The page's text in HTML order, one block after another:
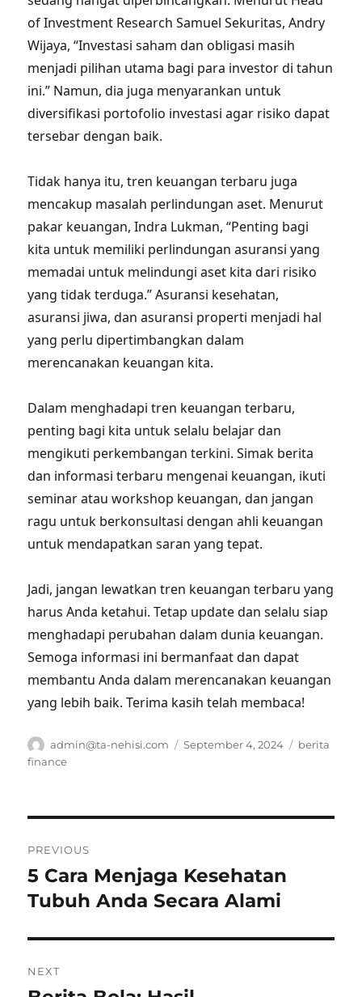
of Investment Research Samuel Sekuritas, Andry
Wijaya, “Investasi saham dan obligasi masih
menjadi pilihan utama bagi para investor di tahun
ini.” Namun, dia juga menyarankan untuk
diversifikasi portofolio investasi agar risiko dapat
tersebar dengan baik.
Tidak hanya itu, tren keuangan terbaru juga
mencakup masalah perlindungan aset. Menurut
pakar keuangan, Indra Lukman, “Penting bagi
kita untuk memiliki perlindungan asuransi yang
memadai untuk melindungi aset kita dari risiko
yang tidak terduga.” Asuransi kesehatan,
asuransi jiwa, dan asuransi properti menjadi hal
yang perlu dipertimbangkan dalam
merencanakan keuangan kita.
Dalam menghadapi tren keuangan terbaru,
penting bagi kita untuk selalu belajar dan
mengikuti perkembangan terkini. Simak berita
dan informasi terbaru mengenai keuangan, ikuti
seminar atau workshop keuangan, dan jangan
ragu untuk berkonsultasi dengan ahli keuangan
untuk mendapatkan saran yang tepat.
Jadi, jangan lewatkan tren keuangan terbaru yang
harus Anda ketahui. Tetap update dan selalu siap
menghadapi perubahan dalam dunia keuangan.
Semoga informasi ini bermanfaat dan dapat
membantu Anda dalam merencanakan keuangan
yang lebih baik. Terima kasih telah membaca!
Author
admin@ta-nehisi.com
Posted
September 4, 2024 Tags
berita
finance
navigation
PREVIOUS
Previous
post:
5 Cara Menjaga Kesehatan
Tubuh Anda Secara Alami
NEXT